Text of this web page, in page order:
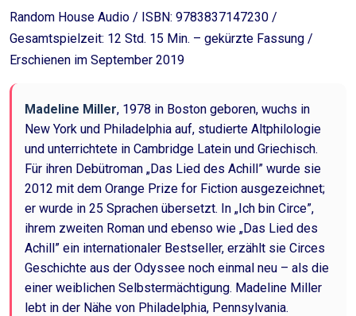
Random House Audio / ISBN: 9783837147230 /
Gesamtspielzeit: 12 Std. 15 Min. – gekürzte Fassung /
Erschienen im September 2019
Madeline Miller, 1978 in Boston geboren, wuchs in
New York und Philadelphia auf, studierte Altphilologie
und unterrichtete in Cambridge Latein und Griechisch.
Für ihren Debütroman „Das Lied des Achill” wurde sie
2012 mit dem Orange Prize for Fiction ausgezeichnet;
er wurde in 25 Sprachen übersetzt. In „Ich bin Circe”,
ihrem zweiten Roman und ebenso wie „Das Lied des
Achill” ein internationaler Bestseller, erzählt sie Circes
Geschichte aus der Odyssee noch einmal neu – als die
einer weiblichen Selbstermächtigung. Madeline Miller
lebt in der Nähe von Philadelphia, Pennsylvania.